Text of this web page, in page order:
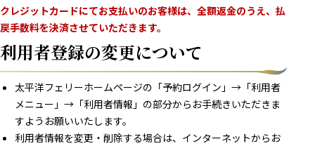
クレジットカードにてお支払いのお客様は、全額返金のうえ、払
戻手数料を決済させていただきます。
利用者登録の変更について
太平洋フェリーホームページの「予約ログイン」→「利用者
メニュー」→「利用者情報」の部分からお手続きいただきま
すようお願いいたします。
利用者情報を変更・削除する場合は、インターネットからお